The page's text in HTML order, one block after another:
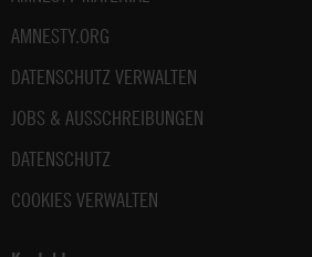
AMNESTY.ORG
DATENSCHUTZ VERWALTEN
JOBS & AUSSCHREIBUNGEN
DATENSCHUTZ
COOKIES VERWALTEN